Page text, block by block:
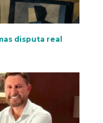
disputa real